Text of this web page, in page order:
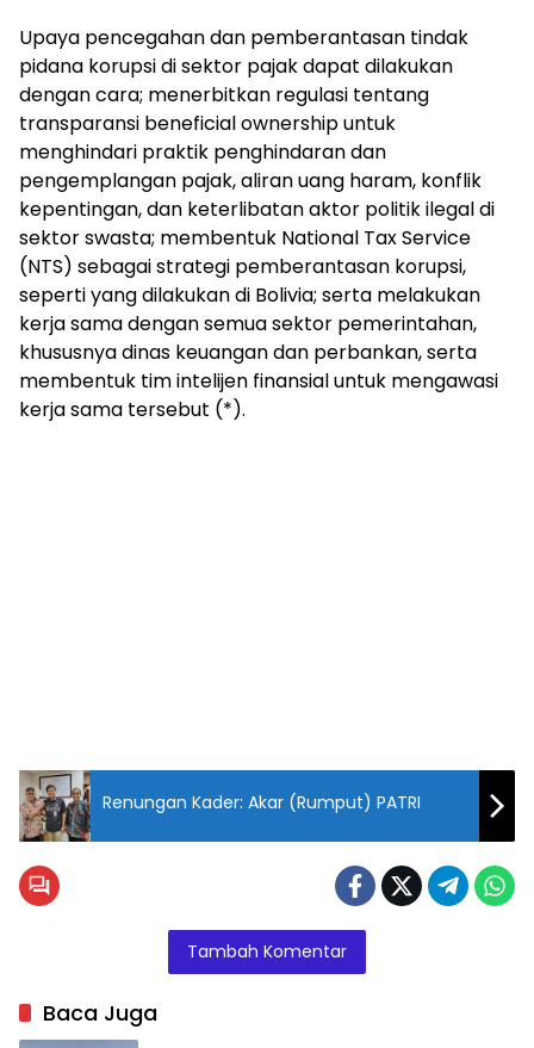
Upaya pencegahan dan pemberantasan tindak
pidana korupsi di sektor pajak dapat dilakukan
dengan cara; menerbitkan regulasi tentang
transparansi beneficial ownership untuk
menghindari praktik penghindaran dan
pengemplangan pajak, aliran uang haram, konflik
kepentingan, dan keterlibatan aktor politik ilegal di
sektor swasta; membentuk National Tax Service
(NTS) sebagai strategi pemberantasan korupsi,
seperti yang dilakukan di Bolivia; serta melakukan
kerja sama dengan semua sektor pemerintahan,
khususnya dinas keuangan dan perbankan, serta
membentuk tim intelijen finansial untuk mengawasi
kerja sama tersebut (*).
Renungan Kader: Akar (Rumput) PATRI
Tambah Komentar
Baca Juga